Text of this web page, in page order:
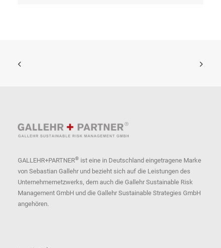
GALLEHR+PARTNER® ist eine in Deutschland eingetragene Marke
von Sebastian Gallehr und bezieht sich auf die Leistungen des
Unternehmernetzwerks, dem auch die Gallehr Sustainable Risk
Management GmbH und die Gallehr Sustainable Strategies GmbH
angehören.